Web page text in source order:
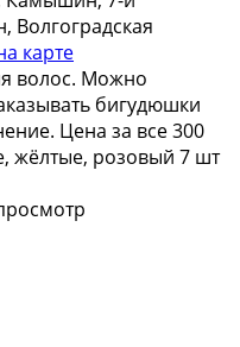
карте
волос. Можно
бигудюшки
Цена за все 300
жёлтые, розовый 7 шт